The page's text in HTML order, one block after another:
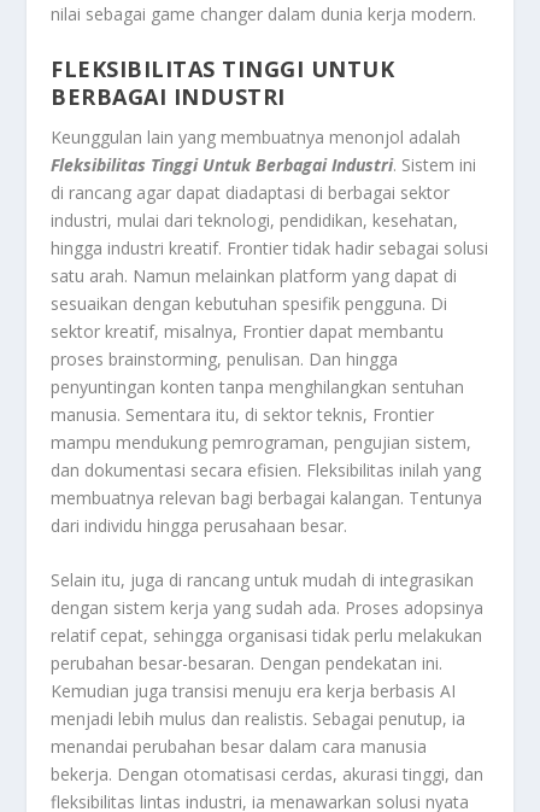
nilai sebagai game changer dalam dunia kerja modern.
FLEKSIBILITAS TINGGI UNTUK
BERBAGAI INDUSTRI
Keunggulan lain yang membuatnya menonjol adalah
Fleksibilitas Tinggi Untuk Berbagai Industri. Sistem ini
di rancang agar dapat diadaptasi di berbagai sektor
industri, mulai dari teknologi, pendidikan, kesehatan,
hingga industri kreatif. Frontier tidak hadir sebagai solusi
satu arah. Namun melainkan platform yang dapat di
sesuaikan dengan kebutuhan spesifik pengguna. Di
sektor kreatif, misalnya, Frontier dapat membantu
proses brainstorming, penulisan. Dan hingga
penyuntingan konten tanpa menghilangkan sentuhan
manusia. Sementara itu, di sektor teknis, Frontier
mampu mendukung pemrograman, pengujian sistem,
dan dokumentasi secara efisien. Fleksibilitas inilah yang
membuatnya relevan bagi berbagai kalangan. Tentunya
dari individu hingga perusahaan besar.
Selain itu, juga di rancang untuk mudah di integrasikan
dengan sistem kerja yang sudah ada. Proses adopsinya
relatif cepat, sehingga organisasi tidak perlu melakukan
perubahan besar-besaran. Dengan pendekatan ini.
Kemudian juga transisi menuju era kerja berbasis AI
menjadi lebih mulus dan realistis. Sebagai penutup, ia
menandai perubahan besar dalam cara manusia
bekerja. Dengan otomatisasi cerdas, akurasi tinggi, dan
fleksibilitas lintas industri, ia menawarkan solusi nyata